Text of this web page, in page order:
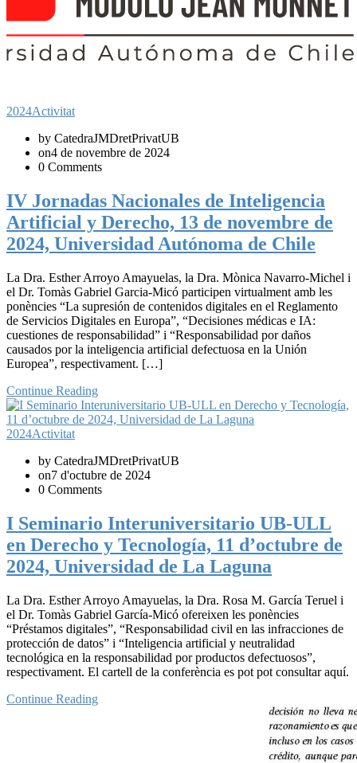
2024Activitat
by CatedraJMDretPrivatUB
on4 de novembre de 2024
0 Comments
IV Jornadas Nacionales de Inteligencia
Artificial y Derecho, 13 de novembre de
2024, Universidad Autónoma de Chile
La Dra. Esther Arroyo Amayuelas, la Dra. Mònica Navarro-Michel i
el Dr. Tomàs Gabriel Garcia-Micó participen virtualment amb les
ponències “La supresión de contenidos digitales en el Reglamento
de Servicios Digitales en Europa”, “Decisiones médicas e IA:
cuestiones de responsabilidad” i “Responsabilidad por daños
causados por la inteligencia artificial defectuosa en la Unión
Europea”, respectivament. […]
Continue Reading
2024Activitat
by CatedraJMDretPrivatUB
on7 d'octubre de 2024
0 Comments
I Seminario Interuniversitario UB-ULL
en Derecho y Tecnología, 11 d’octubre de
2024, Universidad de La Laguna
La Dra. Esther Arroyo Amayuelas, la Dra. Rosa M. García Teruel i
el Dr. Tomàs Gabriel García-Micó ofereixen les ponències
“Préstamos digitales”, “Responsabilidad civil en las infracciones de
protección de datos” i “Inteligencia artificial y neutralidad
tecnológica en la responsabilidad por productos defectuosos”,
respectivament. El cartell de la conferència es pot pot consultar aquí.
Continue Reading